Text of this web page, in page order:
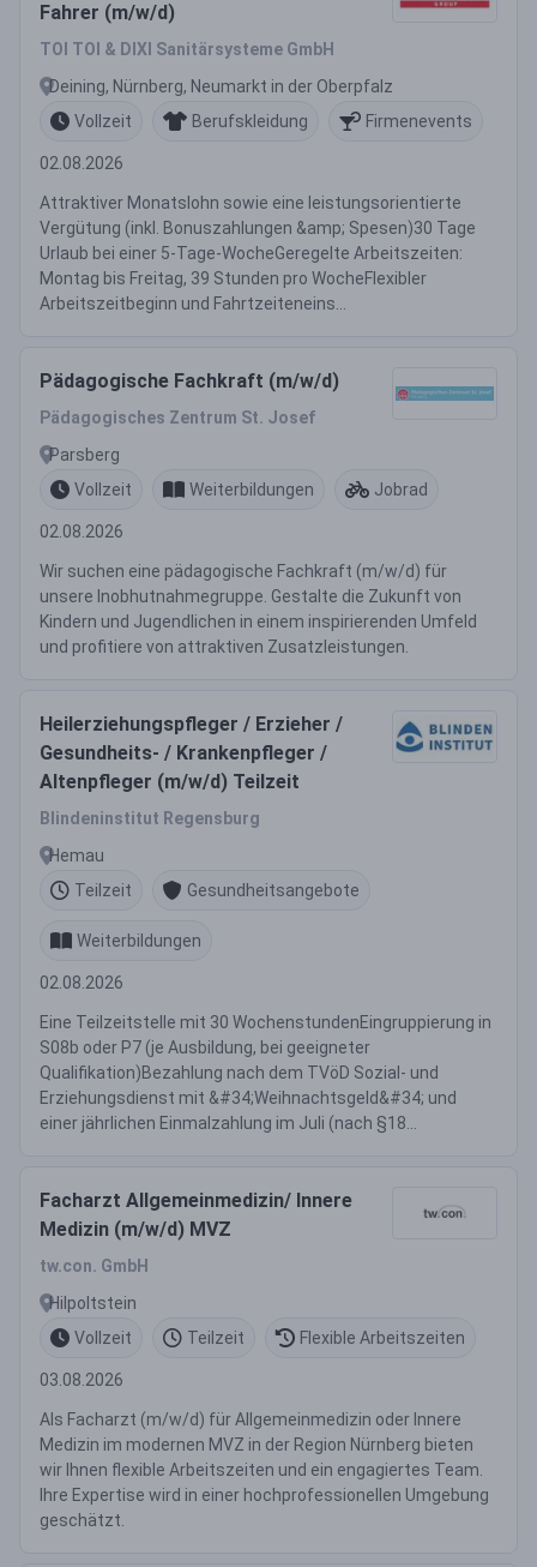
Fahrer (m/w/d)
TOI TOI & DIXI Sanitärsysteme GmbH
Deining, Nürnberg, Neumarkt in der Oberpfalz
Vollzeit
Berufskleidung Firmenevents
02.08.2026
Attraktiver Monatslohn sowie eine leistungsorientierte
Vergütung (inkl. Bonuszahlungen &amp; Spesen)30 Tage
Urlaub bei einer 5-Tage-WocheGeregelte Arbeitszeiten:
Montag bis Freitag, 39 Stunden pro WocheFlexibler
Arbeitszeitbeginn und Fahrtzeiteneins...
Pädagogische Fachkraft (m/w/d)
Pädagogisches Zentrum St. Josef
Parsberg
Vollzeit
Weiterbildungen Jobrad
02.08.2026
Wir suchen eine pädagogische Fachkraft (m/w/d) für
unsere Inobhutnahmegruppe. Gestalte die Zukunft von
Kindern und Jugendlichen in einem inspirierenden Umfeld
und profitiere von attraktiven Zusatzleistungen.
Heilerziehungspfleger / Erzieher /
Gesundheits- / Krankenpfleger /
Altenpfleger (m/w/d) Teilzeit
Blindeninstitut Regensburg
Hemau
Teilzeit
Gesundheitsangebote
Weiterbildungen
02.08.2026
Eine Teilzeitstelle mit 30 WochenstundenEingruppierung in
S08b oder P7 (je Ausbildung, bei geeigneter
Qualifikation)Bezahlung nach dem TVöD Sozial- und
Erziehungsdienst mit &#34;Weihnachtsgeld&#34; und
einer jährlichen Einmalzahlung im Juli (nach §18...
Facharzt Allgemeinmedizin/ Innere
Medizin (m/w/d) MVZ
tw.con. GmbH
Hilpoltstein
Vollzeit
Teilzeit Flexible Arbeitszeiten
03.08.2026
Als Facharzt (m/w/d) für Allgemeinmedizin oder Innere
Medizin im modernen MVZ in der Region Nürnberg bieten
wir Ihnen flexible Arbeitszeiten und ein engagiertes Team.
Ihre Expertise wird in einer hochprofessionellen Umgebung
geschätzt.